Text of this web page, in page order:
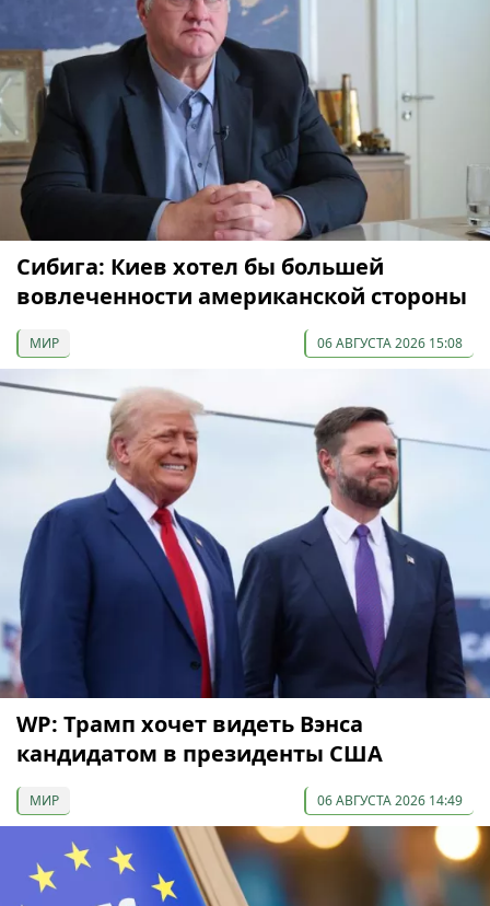
Сибига: Киев хотел бы большей
вовлеченности американской стороны
МИР 06 АВГУСТА 2026 15:08
WP: Трамп хочет видеть Вэнса
кандидатом в президенты США
МИР 06 АВГУСТА 2026 14:49